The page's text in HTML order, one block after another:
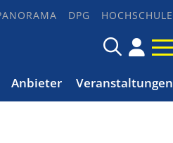
DPG HOCHSCHULE
Anbieter Veranstaltungen